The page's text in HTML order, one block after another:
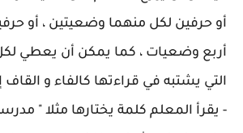
أو حرفين لكل منهما وضعيتين ، أو
أربع وضعيات ، كما يمكن أن يعطي
التي يشتبه في قراءتها كالفاء و القاف
- يقرأ المعلم كلمة يختارها مثلا "